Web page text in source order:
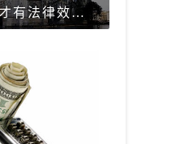
遗嘱需要公证才有法律效力吗？